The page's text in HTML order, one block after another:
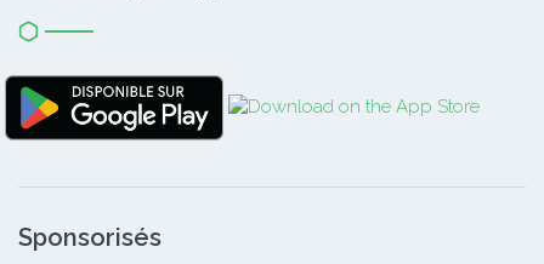
Sponsorisés